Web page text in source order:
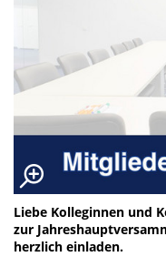
Liebe Kolleginnen und
zur
herzlich einladen.